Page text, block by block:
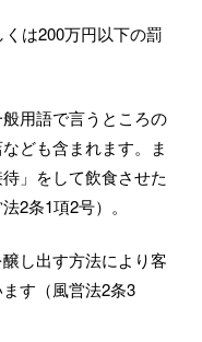
は200万円以下の罰
般用語で言うところの
ども含まれます。ま
」をして飲食させた
2条1項2号）。
し出す方法により客
す（風営法2条3